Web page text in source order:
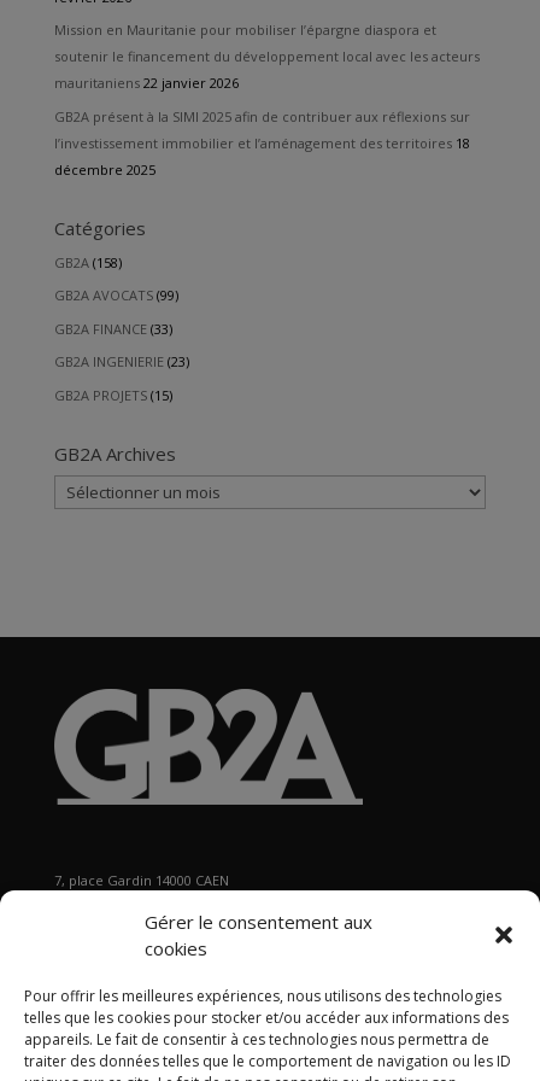
Gérer le consentement aux
cookies
Pour offrir les meilleures expériences, nous utilisons des technologies
telles que les cookies pour stocker et/ou accéder aux informations des
appareils. Le fait de consentir à ces technologies nous permettra de
traiter des données telles que le comportement de navigation ou les ID
Mission en Mauritanie pour mobiliser l’épargne diaspora et
soutenir le financement du développement local avec les acteurs
mauritaniens 22 janvier 2026
GB2A présent à la SIMI 2025 afin de contribuer aux réflexions sur
l’investissement immobilier et l’aménagement des territoires 18
décembre 2025
Catégories
GB2A(158)
GB2A AVOCATS(99)
GB2A FINANCE(33)
GB2A INGENIERIE(23)
GB2A PROJETS(15)
GB2A Archives
GB2A
Archives
7, place Gardin 14000 CAEN
ecretariat@gb2a.fr
Nos bureaux
Caen • Paris • Marseille Lyon• Nancy • Lille •Bordeaux •
International